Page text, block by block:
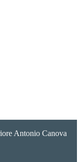
Antonio Canova